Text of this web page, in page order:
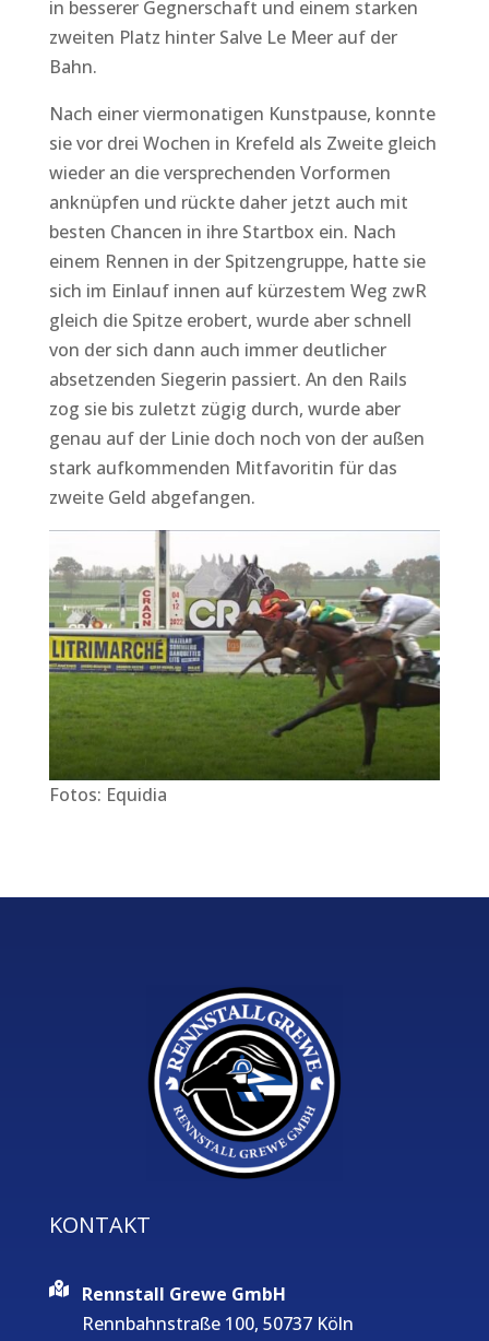
in besserer Gegnerschaft und einem starken
zweiten Platz hinter Salve Le Meer auf der
Bahn.
Nach einer viermonatigen Kunstpause, konnte
sie vor drei Wochen in Krefeld als Zweite gleich
wieder an die versprechenden Vorformen
anknüpfen und rückte daher jetzt auch mit
besten Chancen in ihre Startbox ein. Nach
einem Rennen in der Spitzengruppe, hatte sie
sich im Einlauf innen auf kürzestem Weg zwR
gleich die Spitze erobert, wurde aber schnell
von der sich dann auch immer deutlicher
absetzenden Siegerin passiert. An den Rails
zog sie bis zuletzt zügig durch, wurde aber
genau auf der Linie doch noch von der außen
stark aufkommenden Mitfavoritin für das
zweite Geld abgefangen.
Fotos: Equidia
KONTAKT
Rennstall Grewe GmbH
Rennbahnstraße 100, 50737 Köln